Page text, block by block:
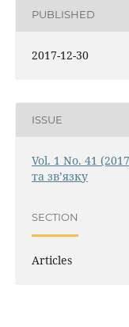
PUBLISHED
2017-12-30
ISSUE
Vol. 1 No. 41
та зв’язку
SECTION
Articles